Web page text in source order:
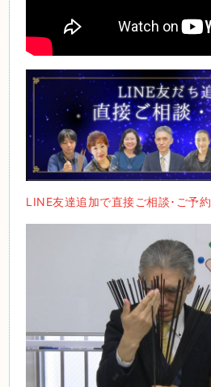
LINE友達追加で直接ご相談･ご予約